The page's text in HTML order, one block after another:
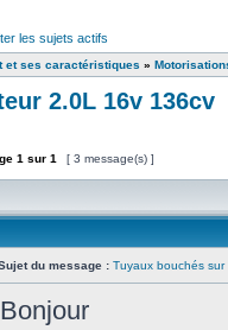
les sujets actifs
et ses caractéristiques »
2.0L 16v 136cv
1 sur 1 [ 3 message(s) ]
du message : Tuyaux bouchés
Bonjour